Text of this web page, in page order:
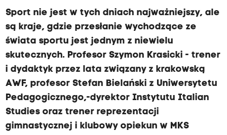
Sport nie jest w tych dniach najważniejszy, ale
są kraje, gdzie przesłanie wychodzące ze
świata sportu jest jednym z niewielu
skutecznych. Profesor Szymon Krasicki - trener
i dydaktyk przez lata związany z krakowską
AWF, profesor Stefan Bielański z Uniwersytetu
Pedagogicznego,-dyrektor Instytutu Italian
Studies oraz trener reprezentacji
gimnastycznej i klubowy opiekun w MKS